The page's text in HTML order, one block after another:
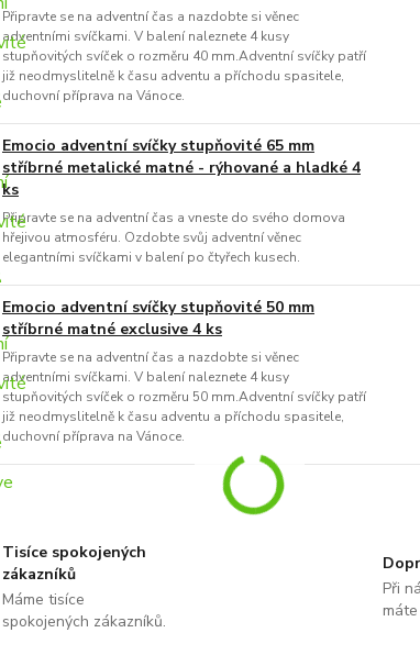
Připravte se na adventní čas a nazdobte si věnec
adventními svíčkami. V balení naleznete 4 kusy
stupňovitých svíček o rozměru 40 mm.Adventní svíčky patří
již neodmyslitelně k času adventu a příchodu spasitele,
duchovní příprava na Vánoce.
Emocio adventní svíčky stupňovité 65 mm
stříbrné metalické matné - rýhované a hladké 4
ks
Připravte se na adventní čas a vneste do svého domova
hřejivou atmosféru. Ozdobte svůj adventní věnec
elegantními svíčkami v balení po čtyřech kusech.
Emocio adventní svíčky stupňovité 50 mm
stříbrné matné exclusive 4 ks
Připravte se na adventní čas a nazdobte si věnec
adventními svíčkami. V balení naleznete 4 kusy
stupňovitých svíček o rozměru 50 mm.Adventní svíčky patří
již neodmyslitelně k času adventu a příchodu spasitele,
duchovní příprava na Vánoce.
Tisíce spokojených
zákazníků
Máme tisíce
spokojených zákazníků.
Při